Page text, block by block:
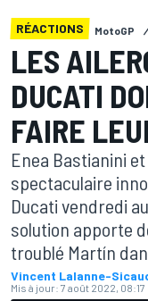
RÉACTIONS MotoGP
LES
DUCATI
FAIRE
Enea Bastianini
spectaculaire
Ducati vendredi
solution apporte
troublé Martín
Vincent Lalanne-
Mis à jour: 7 août 2022, 08:17